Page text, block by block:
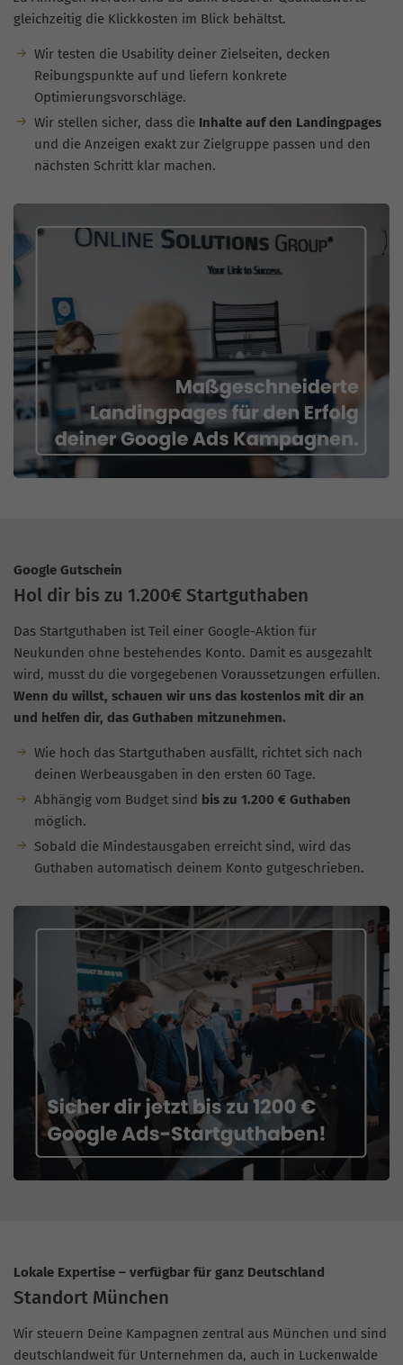
gleichzeitig die Klickkosten im Blick behältst.
Wir testen die Usability deiner Zielseiten, decken
Reibungspunkte auf und liefern konkrete
Optimierungsvorschläge.
Wir stellen sicher, dass die Inhalte auf den Landingpages
und die Anzeigen exakt zur Zielgruppe passen und den
nächsten Schritt klar machen.
Google Gutschein
Hol dir bis zu 1.200€ Startguthaben
Das Startguthaben ist Teil einer Google-Aktion für
Neukunden ohne bestehendes Konto. Damit es ausgezahlt
wird, musst du die vorgegebenen Voraussetzungen erfüllen.
Wenn du willst, schauen wir uns das kostenlos mit dir an
und helfen dir, das Guthaben mitzunehmen.
Wie hoch das Startguthaben ausfällt, richtet sich nach
deinen Werbeausgaben in den ersten 60 Tage.
Abhängig vom Budget sind bis zu 1.200 € Guthaben
möglich.
Sobald die Mindestausgaben erreicht sind, wird das
Guthaben automatisch deinem Konto gutgeschrieben.
Lokale Expertise – verfügbar für ganz Deutschland
Standort München
Wir steuern Deine Kampagnen zentral aus München und sind
deutschlandweit für Unternehmen da, auch in Luckenwalde